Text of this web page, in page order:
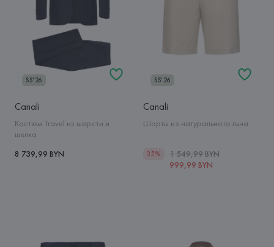
SS'26
Canali
Костюм Travel из шерсти и
шелка
8 739,99 BYN
SS'26
Canali
Шорты из натурального льна
35%
1 549,99 BYN
999,99 BYN